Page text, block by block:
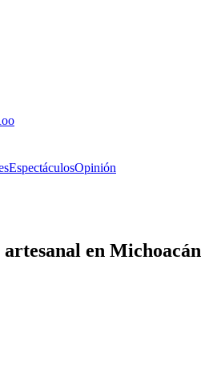
EspectáculosOpinión
en Michoacán